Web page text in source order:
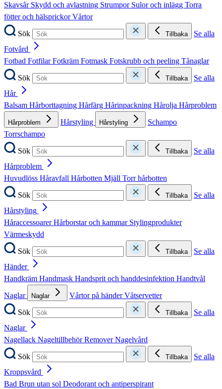
Skavsår Skydd och avlastning Strumpor Sulor och inlägg Torra
fötter och hälsprickorVårtor
Sök
Tillbaka
Se alla
Fotvård
Fotbad FotfilarFotkräm Fotmask Fotskrubb och peeling Tånaglar
Sök
Tillbaka
Se alla
Hår
Balsam Hårborttagning Hårfärg Hårinpackning Hårolja Hårproblem
Hårproblem Hårstyling Hårstyling
Schampo
Torrschampo
Sök
Tillbaka
Se alla
Hårproblem
Huvudlöss Håravfall Hårbotten Mjäll Torr hårbotten
Sök
Tillbaka
Se alla
Hårstyling
HåraccessoarerHårborstar och kammar Stylingprodukter
Värmeskydd
Sök
Tillbaka
Se alla
Händer
Handkräm Handmask Handsprit och handdesinfektion Handtvål
Naglar
Naglar Vårtor på händerVåtservetter
Sök
Tillbaka
Se alla
Naglar
Nagellack NageltillbehörRemoverNagelvård
Sök
Tillbaka
Se alla
Kroppsvård
Bad Brun utan sol Deodorant och antiperspirant